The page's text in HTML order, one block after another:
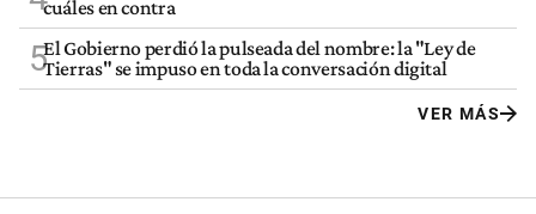
cuáles en contra
5El Gobierno perdió la pulseada del nombre: la "Ley de
Tierras" se impuso en toda la conversación digital
VER MÁS